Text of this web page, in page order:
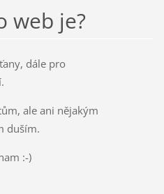
web je?
dále pro
ale ani nějakým
duším.
:-)